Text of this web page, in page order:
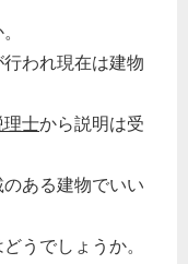
われ現在は建物
理士から説明は受
ある建物でいい
うでしょうか。